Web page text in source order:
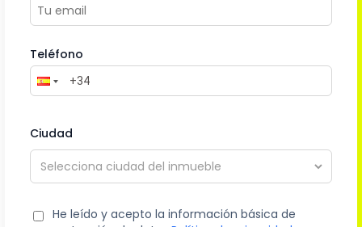
Teléfono
Ciudad
He leído y acepto la información básica de